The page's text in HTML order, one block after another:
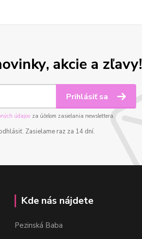
akcie a zľavy!
Prihlásiť sa
údajovza účelom zasielania newslettera.
Zasielame raz za 14 dní.
Kde nás nájdete
Pezinská Baba